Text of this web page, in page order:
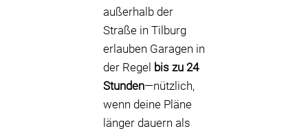
außerhalb der
Straße in Tilburg
erlauben Garagen in
der Regel bis zu 24
Stunden—nützlich,
wenn deine Pläne
länger dauern als